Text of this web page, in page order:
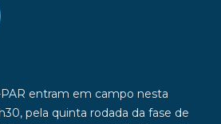
entram em campo nesta
, pela quinta rodada da fase de